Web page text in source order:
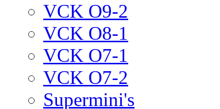
VCK O9-2
VCK O8-1
VCK O7-1
VCK O7-2
Supermini's